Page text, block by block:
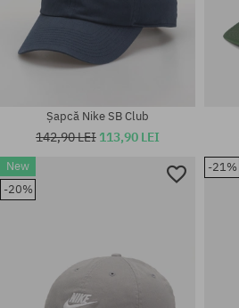
Șapcă Nike SB Club
142,90 LEI 113,90 LEI
New
-20%
-21%